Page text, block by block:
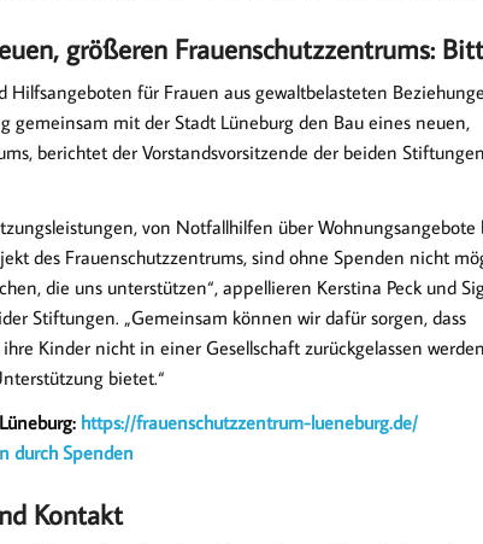
größeren Frauenschutzzentrums:
Hilfsangeboten für Frauen aus gewaltbelasteten
gemeinsam mit der Stadt Lüneburg den Bau eines neuen,
berichtet der Vorstandsvorsitzende der beiden
von Notfallhilfen über Wohnungsangebote
des Frauenschutzzentrums, sind ohne Spenden nicht
die uns unterstützen“, appellieren Kerstina Peck und
Stiftungen. „Gemeinsam können wir dafür sorgen, dass
Kinder nicht in einer Gesellschaft zurückgelassen
bietet.“
https://frauenschutzzentrum-lueneburg.de/
durch Spenden
Kontakt